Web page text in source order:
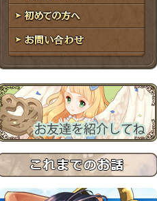
戦闘マニュアル
初めての方へ
お問い合わせ